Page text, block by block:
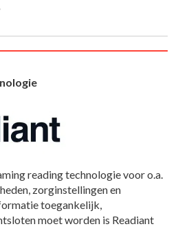
reading technologie voor o.a.
zorginstellingen en
toegankelijk,
moet worden is Readiant